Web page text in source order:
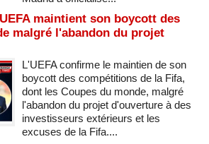
maintient son boycott des
malgré l'abandon du projet
L'UEFA confirme le maintien de son
boycott des compétitions de la Fifa,
dont les Coupes du monde, malgré
l'abandon du projet d'ouverture à des
investisseurs extérieurs et les
excuses de la Fifa....